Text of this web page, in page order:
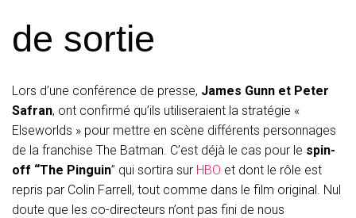
de sortie
Lors d’une conférence de presse, James Gunn et Peter
Safran, ont confirmé qu’ils utiliseraient la stratégie «
Elseworlds » pour mettre en scène différents personnages
de la franchise The Batman. C’est déjà le cas pour le spin-
off “The Pinguin” qui sortira sur HBO et dont le rôle est
repris par Colin Farrell, tout comme dans le film original. Nul
doute que les co-directeurs n’ont pas fini de nous